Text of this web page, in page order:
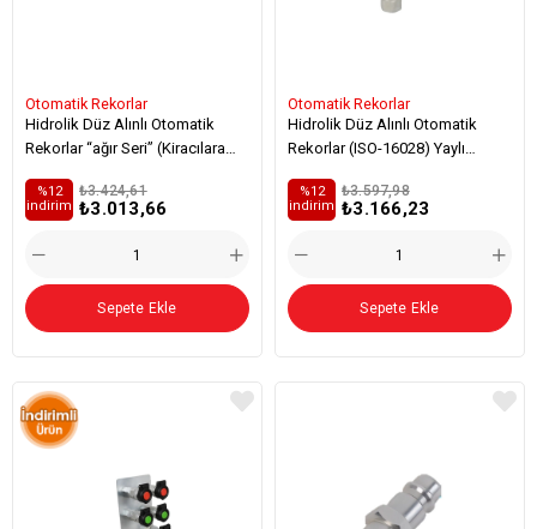
Otomatik Rekorlar
Hidrolik Düz Alınlı Otomatik
Rekorlar “ağır Seri” (Kiracılara
₺3.013,66
₺3.424,61
%12
i̇ndirim
Sepete Ekle
Otomatik Rekorlar
Hidrolik Düz Alınlı Otomatik
Rekorlar (ISO-16028) Yaylı
₺3.166,23
₺3.597,98
%12
i̇ndirim
Sepete Ekle